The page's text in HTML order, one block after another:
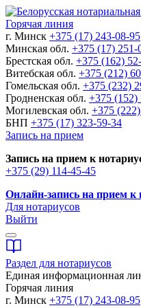
Горячая линия
г. Минск +375 (17) 243-08-95
Минская обл. +375 (17) 251-
Брестская обл. +375 (162)
Витебская обл. +375 (212)
Гомельская обл. +375 (232)
Гродненская обл. +375 (152)
Могилевская обл. +375
БНП +375 (17) 323-59-34
Запись на прием
Запись на прием к
+375 (29) 114-45-45
Онлайн-запись на прием к
Для нотариусов
Выйти
Раздел для нотариусов
Единая информационная
Горячая линия
г. Минск +375 (17) 243-08-95